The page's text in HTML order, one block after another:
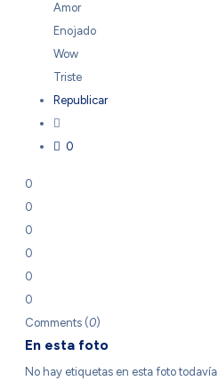
Amor
Enojado
Wow
Triste
Republicar
0
0
0
0
0
0
0
Comments (0)
En esta foto
No hay etiquetas en esta foto todavía